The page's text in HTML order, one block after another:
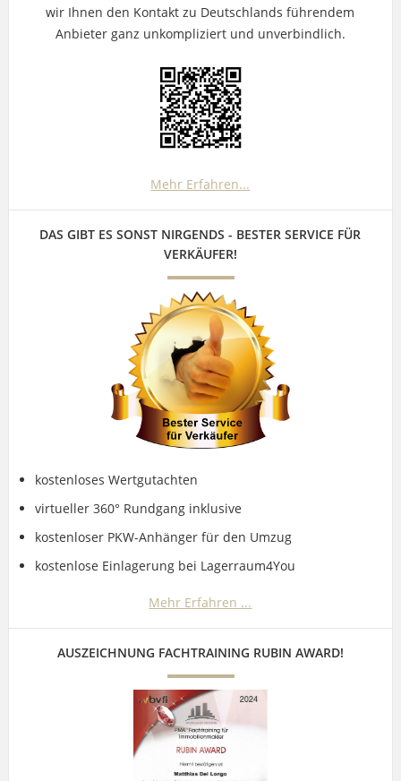
wir Ihnen den Kontakt zu Deutschlands führendem
Anbieter ganz unkompliziert und unverbindlich.
Mehr Erfahren...
DAS GIBT ES SONST NIRGENDS - BESTER SERVICE FÜR
VERKÄUFER!
kostenloses Wertgutachten
virtueller 360° Rundgang inklusive
kostenloser PKW-Anhänger für den Umzug
kostenlose Einlagerung bei Lagerraum4You
Mehr Erfahren ...
AUSZEICHNUNG FACHTRAINING RUBIN AWARD!